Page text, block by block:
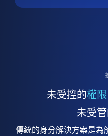
未受控的權限
未受
傳統的身分解決方案是為